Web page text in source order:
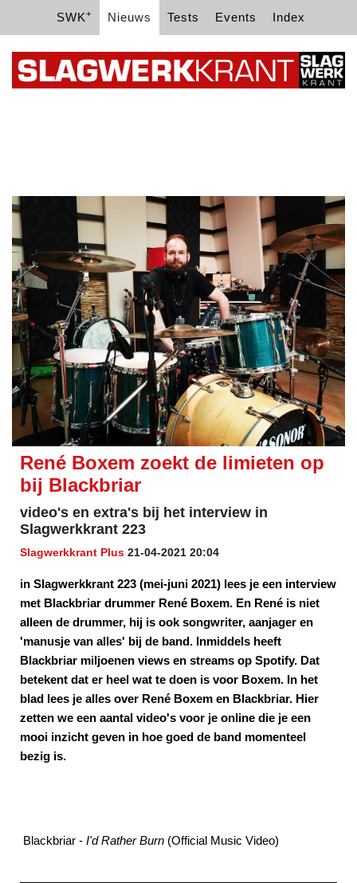
SWK+ Nieuws Tests Events Index
René Boxem zoekt de limieten op
bij Blackbriar
video's en extra's bij het interview in
Slagwerkkrant 223
Slagwerkkrant Plus 21-04-2021 20:04
in Slagwerkkrant 223 (mei-juni 2021) lees je een interview
met Blackbriar drummer René Boxem. En René is niet
alleen de drummer, hij is ook songwriter, aanjager en
'manusje van alles' bij de band. Inmiddels heeft
Blackbriar miljoenen views en streams op Spotify. Dat
betekent dat er heel wat te doen is voor Boxem. In het
blad lees je alles over René Boxem en Blackbriar. Hier
zetten we een aantal video's voor je online die je een
mooi inzicht geven in hoe goed de band momenteel
bezig is.
Blackbriar - I'd Rather Burn (Official Music Video)